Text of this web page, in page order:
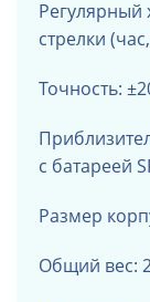
стрелки
Точность:
с батареей
Размер
Общий вес: